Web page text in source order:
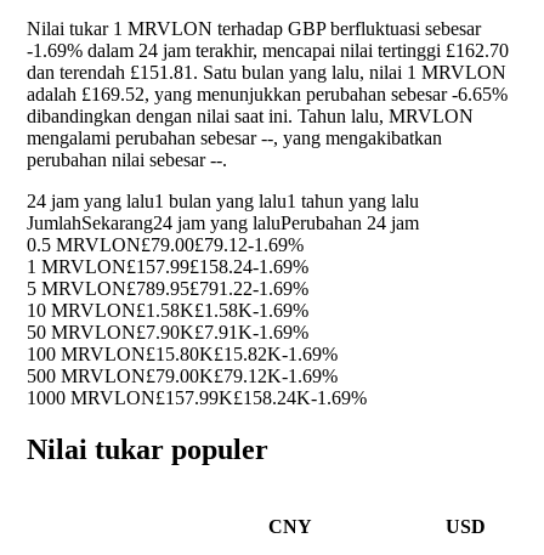
Nilai tukar 1 MRVLON terhadap GBP berfluktuasi sebesar
-1.69% dalam 24 jam terakhir, mencapai nilai tertinggi £162.70
dan terendah £151.81. Satu bulan yang lalu, nilai 1 MRVLON
adalah £169.52, yang menunjukkan perubahan sebesar-6.65%
dibandingkan dengan nilai saat ini. Tahun lalu, MRVLON
mengalami perubahan sebesar--, yang mengakibatkan
perubahan nilai sebesar--.
24 jam yang lalu1 bulan yang lalu1 tahun yang lalu
JumlahSekarang24 jam yang laluPerubahan 24 jam
0.5 MRVLON£79.00£79.12-1.69%
1 MRVLON£157.99£158.24-1.69%
5 MRVLON£789.95£791.22-1.69%
10 MRVLON£1.58K£1.58K-1.69%
50 MRVLON£7.90K£7.91K-1.69%
100 MRVLON£15.80K£15.82K-1.69%
500 MRVLON£79.00K£79.12K-1.69%
1000 MRVLON£157.99K£158.24K-1.69%
Nilai tukar populer
CNY USD